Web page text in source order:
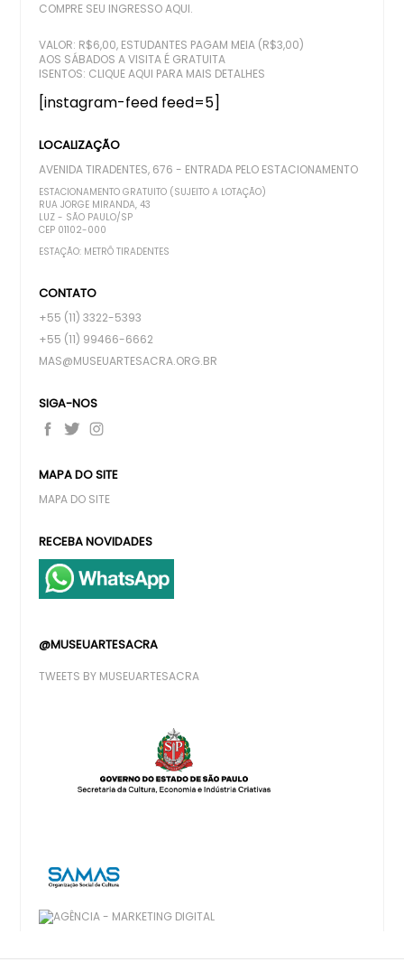
COMPRE SEU INGRESSO AQUI.
VALOR: R$6,00, ESTUDANTES PAGAM MEIA (R$3,00)
AOS SÁBADOS A VISITA É GRATUITA
ISENTOS: CLIQUE AQUI PARA MAIS DETALHES
[instagram-feed feed=5]
LOCALIZAÇÃO
AVENIDA TIRADENTES, 676 - ENTRADA PELO ESTACIONAMENTO
ESTACIONAMENTO GRATUITO (SUJEITO A LOTAÇÃO)
RUA JORGE MIRANDA, 43
LUZ - SÃO PAULO/SP
CEP 01102-000
ESTAÇÃO: METRÔ TIRADENTES
CONTATO
+55 (11) 3322-5393
+55 (11) 99466-6662
MAS@MUSEUARTESACRA.ORG.BR
SIGA-NOS
MAPA DO SITE
MAPA DO SITE
RECEBA NOVIDADES
@MUSEUARTESACRA
TWEETS BY MUSEUARTESACRA